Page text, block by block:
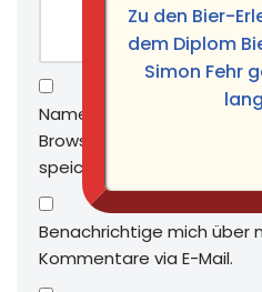
Name, E-Mail-Adresse und
Browser für meinen
speichern.
Benachrichtige mich über
Kommentare via E-Mail.
Zu den Bier-
dem Diplom
Simon Fehr